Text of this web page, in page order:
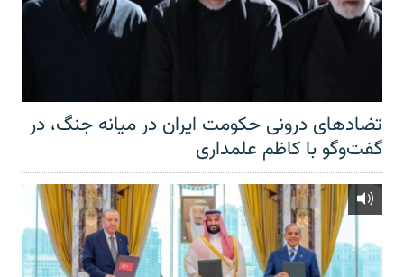
تضادهای درونی حکومت ایران در میانه جنگ، در
گفت‌‌وگو با کاظم علمداری